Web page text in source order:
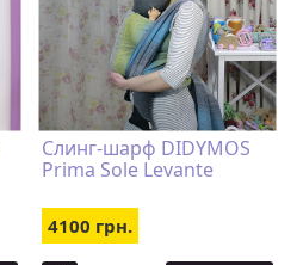
Слинг-шарф DIDYMOS
Prima Sole Levante
4100 грн.